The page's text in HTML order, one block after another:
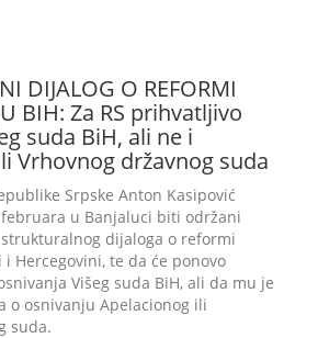
DIJALOG O REFORMI
BIH: Za RS prihvatljivo
suda BiH, ali ne i
Vrhovnog državnog suda
Srpske Anton Kasipović
u Banjaluci biti održani
dijaloga o reformi
Hercegovini, te da će ponovo
Višeg suda BiH, ali da mu je
o osnivanju Apelacionog ili
suda.